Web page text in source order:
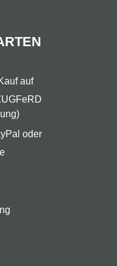
auf
oder